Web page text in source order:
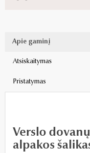
Apie gaminį
Atsiskaitymas
Pristatymas
Verslo
alpakos